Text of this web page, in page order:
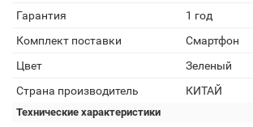
Гарантия
1 год
Комплект поставки
Смартфон
Цвет
Зеленый
Страна производитель
КИТАЙ
Технические характеристики